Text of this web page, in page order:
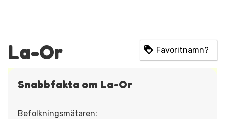
La-Or Favoritnamn?
Snabbfakta om La-Or
Befolkningsmätaren: